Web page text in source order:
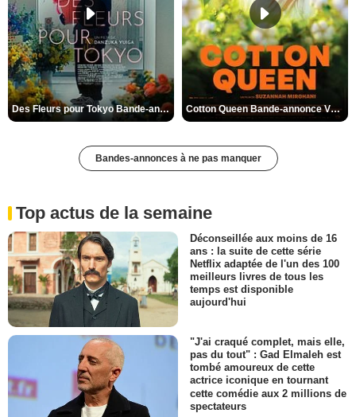
Des Fleurs pour Tokyo Bande-annonce VO STFR Cotton Queen Bande-annonce VO STFR
Bandes-annonces à ne pas manquer
Top actus de la semaine
Déconseillée aux moins de 16
ans : la suite de cette série
Netflix adaptée de l'un des 100
meilleurs livres de tous les
temps est disponible
aujourd'hui
"J'ai craqué complet, mais elle,
pas du tout" : Gad Elmaleh est
tombé amoureux de cette
actrice iconique en tournant
cette comédie aux 2 millions de
spectateurs